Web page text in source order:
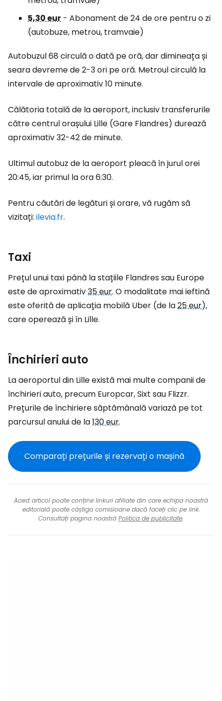
5,30 eur - Abonament de 24 de ore pentru o zi
(autobuze, metrou, tramvaie)
Autobuzul 68 circulă o dată pe oră, dar dimineața și
seara devreme de 2-3 ori pe oră. Metroul circulă la
intervale de aproximativ 10 minute.
Călătoria totală de la aeroport, inclusiv transferurile
către centrul orașului Lille (Gare Flandres) durează
aproximativ 32-42 de minute.
Ultimul autobuz de la aeroport pleacă în jurul orei
20:45, iar primul la ora 6:30.
Pentru căutări de legături și orare, vă rugăm să
vizitați: ilevia.fr.
Taxi
Prețul unui taxi până la stațiile Flandres sau Europe
este de aproximativ35 eur. O modalitate mai ieftină
este oferită de aplicația mobilă Uber (de la25 eur),
care operează și în Lille.
Închirieri auto
La aeroportul din Lille există mai multe companii de
închirieri auto, precum Europcar, Sixt sau Flizzr.
Prețurile de închiriere săptămânală variază pe tot
parcursul anului de la130 eur.
Comparați prețurile și rezervați o mașină
Acest articol poate conține linkuri afiliate din care echipa noastră
editorială poate câștiga comisioane dacă faceți clic pe link.
Consultați pagina noastră Politica de publicitate.